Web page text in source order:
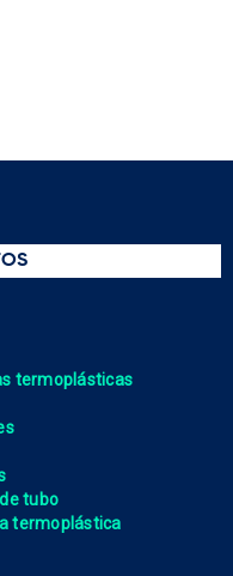
termoplásticas
tubo
termoplástica